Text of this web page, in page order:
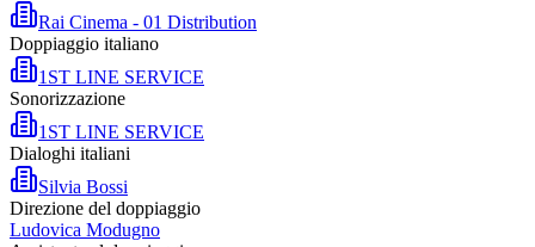
Rai Cinema - 01 Distribution
Doppiaggio italiano
1ST LINE SERVICE
Sonorizzazione
1ST LINE SERVICE
Dialoghi italiani
Silvia Bossi
Direzione del doppiaggio
Ludovica Modugno